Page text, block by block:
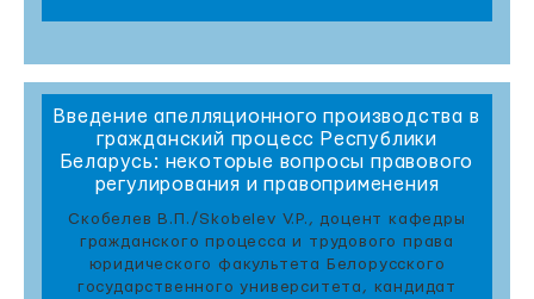
Введение апелляционного производства в
гражданский процесс Республики
Беларусь: некоторые вопросы правового
регулирования и правоприменения
Скобелев В.П./Skobelev V.P., доцент кафедры
гражданского процесса и трудового права
юридического факультета Белорусского
государственного университета, кандидат